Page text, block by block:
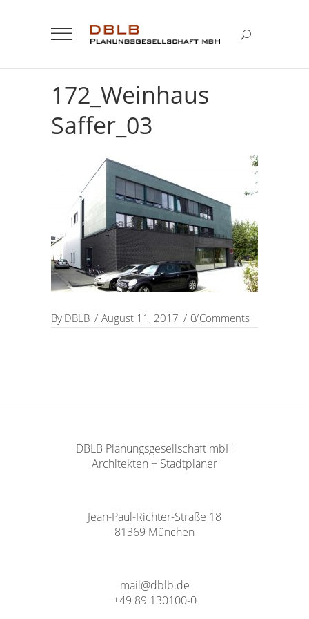
172_Weinhaus
Saffer_03
By DBLB August 11, 2017 0 Comments
DBLB Planungsgesellschaft mbH
Architekten + Stadtplaner
Jean-Paul-Richter-Straße 18
81369 München
mail@dblb.de
+49 89 130100-0